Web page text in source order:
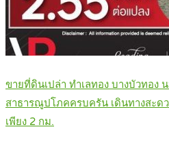
ขายที่ดินเปล่า ทำเลทอง บางบัวทอง
สาธารณูปโภคครบครัน เดินทางสะด
เพียง 2 กม.